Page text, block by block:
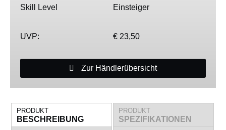
Skill Level
Einsteiger
UVP: € 23,50
Zur Händlerübersicht
PRODUKT
BESCHREIBUNG
PRODUKT
SPEZIFIKATIONEN